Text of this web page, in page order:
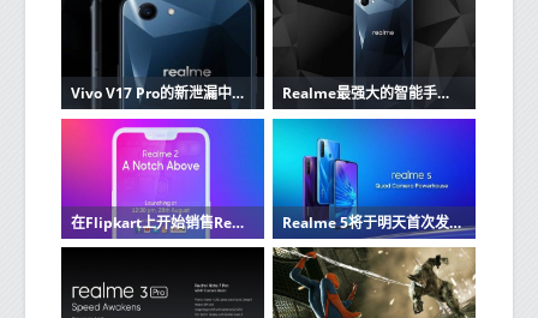
Vivo V17 Pro的新泄漏中看到的像Realme 5系列的四相机将在排灯节上推出 Realme最强大的智能手机的预订开始于9月4日首次闪购
在Flipkart上开始销售Realme 5获得7000卢比的好处 Realme 5将于明天首次发售手机将提供许多特别优惠